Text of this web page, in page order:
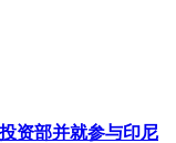
资部并就参与印尼